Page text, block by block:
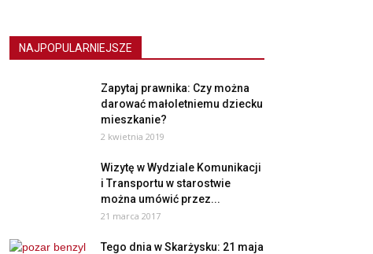
NAJPOPULARNIEJSZE
Zapytaj prawnika: Czy można
darować małoletniemu dziecku
mieszkanie?
2 kwietnia 2019
Wizytę w Wydziale Komunikacji
i Transportu w starostwie
można umówić przez...
21 marca 2017
Tego dnia w Skarżysku: 21 maja